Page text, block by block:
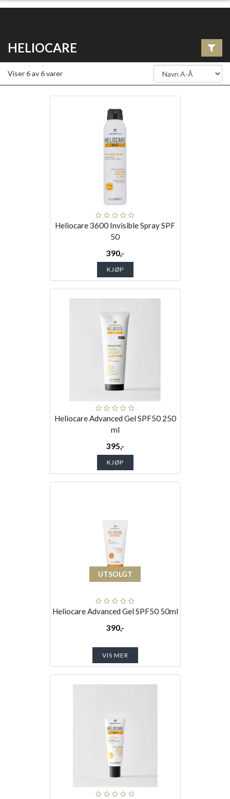
HELIOCARE
Viser6av6varer
Heliocare 3600 Invisible Spray SPF
50
390,-
KJØP
Heliocare Advanced Gel SPF50 250
ml
395,-
KJØP
UTSOLGT
Heliocare Advanced Gel SPF50 50ml
390,-
VIS MER